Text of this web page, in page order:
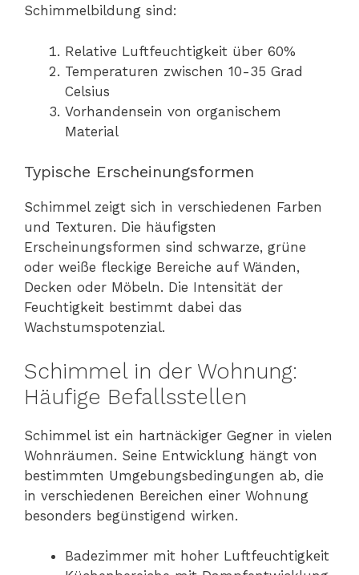
Schimmelbildung sind:
Relative Luftfeuchtigkeit über 60%
Temperaturen zwischen 10-35 Grad
Celsius
Vorhandensein von organischem
Material
Typische Erscheinungsformen
Schimmel zeigt sich in verschiedenen Farben
und Texturen. Die häufigsten
Erscheinungsformen sind schwarze, grüne
oder weiße fleckige Bereiche auf Wänden,
Decken oder Möbeln. Die Intensität der
Feuchtigkeit bestimmt dabei das
Wachstumspotenzial.
Schimmel in der Wohnung:
Häufige Befallsstellen
Schimmel ist ein hartnäckiger Gegner in vielen
Wohnräumen. Seine Entwicklung hängt von
bestimmten Umgebungsbedingungen ab, die
in verschiedenen Bereichen einer Wohnung
besonders begünstigend wirken.
Badezimmer mit hoher Luftfeuchtigkeit